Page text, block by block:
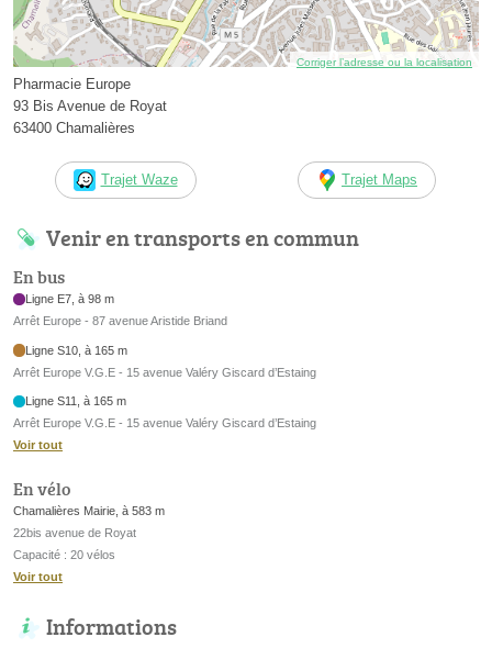
Corriger l’adresse ou la localisation
Pharmacie Europe
93 Bis Avenue de Royat
63400 Chamalières
Trajet Waze Trajet Maps
Venir en transports en commun
En bus
Ligne E7, à 98 m
Arrêt Europe - 87 avenue Aristide Briand
Ligne S10, à 165 m
Arrêt Europe V.G.E - 15 avenue Valéry Giscard d’Estaing
Ligne S11, à 165 m
Arrêt Europe V.G.E - 15 avenue Valéry Giscard d’Estaing
Voir tout
En vélo
Chamalières Mairie, à 583 m
22bis avenue de Royat
Capacité : 20 vélos
Voir tout
Informations